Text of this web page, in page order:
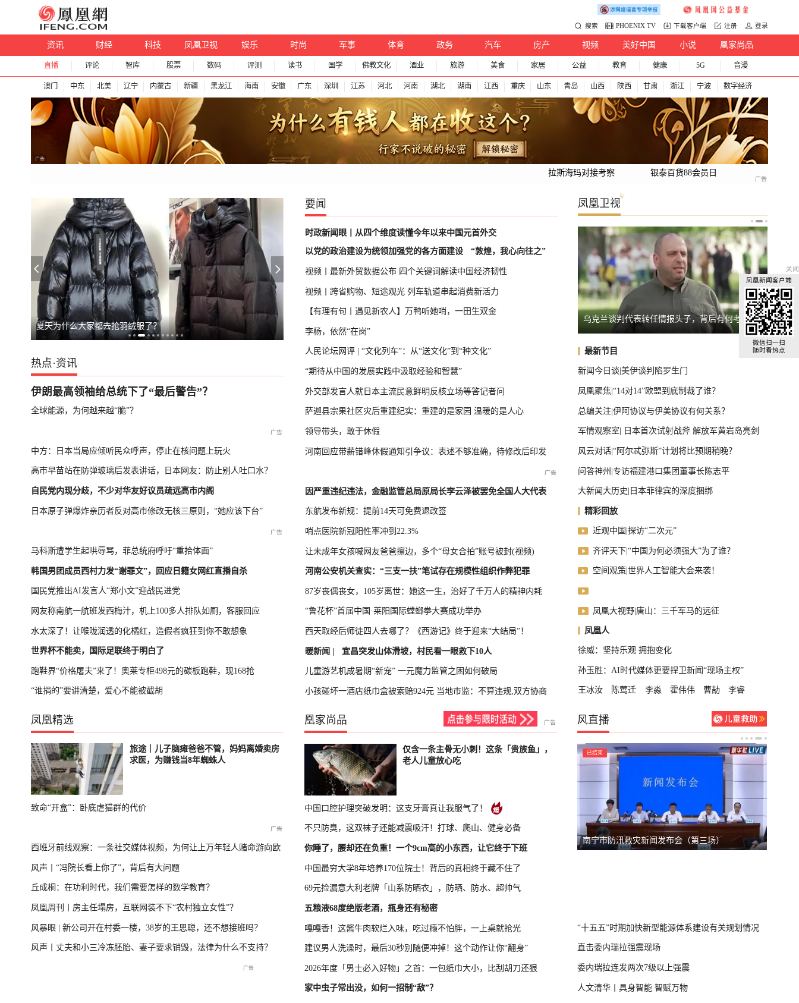
搜索 PHOENIX TV 下载客户端 注册 登录
资讯 财经 科技 凤凰卫视 娱乐 时尚 军事 体育 政务 汽车 房产 视频 美好中国 小说 凰家尚品
直播 评论 智库 股票 数码 评测 读书 国学 佛教文化 酒业 旅游 美食 家居 公益 教育 健康 5G 音漫
澳门 中东 北美 辽宁 内蒙古 新疆 黑龙江 海南 安徽 广东 深圳 江苏 河北 河南 湖北 湖南 江西 重庆 山东 青岛 山西 陕西 甘肃 浙江 宁波 数字经济
拉斯海玛对接考察 银泰百货88会员日
夏天为什么大家都去抢羽绒服了？ U17国足三连胜晋级半决赛 全球汽车前十，中国占了三把椅子
热点 ·资讯
伊朗最高领袖给总统下了“最后警告”？
全球能源，为何越来越“脆”？
中方：日本当局应倾听民众呼声，停止在核问题上玩火
高市早苗站在防弹玻璃后发表讲话，日本网友：防止别人吐口水？
自民党内现分歧，不少对华友好议员疏远高市内阁
日本原子弹爆炸亲历者反对高市修改无核三原则，“她应该下台”
马科斯遭学生起哄辱骂，菲总统府呼吁“重拾体面”
韩国男团成员西村力发“谢罪文”，回应日籍女网红直播自杀
国民党推出AI发言人“郑小文”迎战民进党
网友称南航一航班发西梅汁，机上100多人排队如厕，客服回应
水太深了！让喉咙润透的化橘红，造假者疯狂到你不敢想象
世界杯不能卖，国际足联终于明白了
跑鞋界“价格屠夫”来了！奥莱专柜498元的碳板跑鞋，现168抢
“谁捐的”要讲清楚，爱心不能被截胡
要闻
时政新闻眼丨从四个维度读懂今年以来中国元首外交
以党的政治建设为统领加强党的各方面建设
“敦煌，我心向往之”
视频丨最新外贸数据公布 四个关键词解读中国经济韧性
视频丨跨省购物、短途观光 列车轨道串起消费新活力
【有理有句丨遇见新农人】万鸭听她哨，一田生双金
李杨，依然“在岗”
人民论坛网评 | “文化列车”：从“送文化”到“种文化”
“期待从中国的发展实践中汲取经验和智慧”
外交部发言人就日本主流民意鲜明反核立场等答记者问
萨迦县宗果社区灾后重建纪实：重建的是家园 温暖的是人心
领导带头，敢于休假
河南回应带薪错峰休假通知引争议：表述不够准确，待修改后印发
因严重违纪违法，金融监管总局原局长李云泽被罢免全国人大代表
东航发布新规：提前14天可免费退改签
哨点医院新冠阳性率冲到22.3%
让未成年女孩喊网友爸爸擦边，多个“母女合拍”账号被封(视频)
河南公安机关查实：“三支一扶”笔试存在规模性组织作弊犯罪
87岁丧偶丧女，105岁离世：她这一生，治好了千万人的精神内耗
“鲁花杯”首届中国·莱阳国际螳螂拳大赛成功举办
西天取经后师徒四人去哪了？《西游记》终于迎来“大结局”！
暖新闻 | 宜昌突发山体滑坡，村民看一眼救下10人
儿童游艺机成暑期“新宠” 一元魔力监管之困如何破局
小孩碰坏一酒店纸巾盒被索赔924元 当地市监：不算违规,双方协商
凤凰卫视
日本民众游行，抗议政府修改“无核三原则” 乌克兰谈判代表转任情报头子，背后有何考量？ 日本
最新节目
新闻今日谈|美伊谈判陷罗生门
凤凰聚焦|“14对14”欧盟到底制裁了谁？
总编关注|伊阿协议与伊美协议有何关系？
军情观察室| 日本首次试射战斧 解放军黄岩岛亮剑
风云对话|“阿尔忒弥斯”计划将比预期稍晚？
问答神州|专访福建港口集团董事长陈志平
大新闻大历史|日本菲律宾的深度捆绑
精彩回放
近观中国|探访“二次元”
齐评天下|“中国为何必须强大”为了谁？
空间观策|世界人工智能大会来袭！
凤凰大视野|唐山：三千军马的远征
凤凰人
徐威：坚持乐观 拥抱变化
孙玉胜：AI时代媒体更要捍卫新闻“现场主权”
王冰汝 陈莺迁 李淼 霍伟伟 曹劼 李睿
凤凰精选
旅途｜儿子脑瘫爸爸不管，妈妈离婚卖房
求医，为赚钱当8年蜘蛛人
致命“开盒”：卧底虐猫群的代价
西班牙前线观察：一条社交媒体视频，为何让上万年轻人赌命游向欧
洲？
风声丨“冯院长看上你了”，背后有大问题
丘成桐：在功利时代，我们需要怎样的数学教育？
凤凰周刊丨房主任塌房，互联网装不下“农村独立女性”？
风暴眼 | 新公司开在村委一楼，38岁的王思聪，还不想接班吗？
风声丨丈夫和小三冷冻胚胎、妻子要求销毁，法律为什么不支持？
凰家尚品
仅含一条主骨无小刺！这条「贵族鱼」，
老人儿童放心吃
中国口腔护理突破发明：这支牙膏真让我服气了！
不只防臭，这双袜子还能减震吸汗！打球、爬山、健身必备
你睡了，腰却还在负重！一个9cm高的小东西，让它终于下班
中国最穷大学8年培养170位院士！背后的真相终于藏不住了
69元捡漏意大利老牌「山系防晒衣」，防晒、防水、超帅气
五粮液68度绝版老酒，瓶身还有秘密
嘎嘎香！这酱牛肉软烂入味，吃过瘾不怕胖，一上桌就抢光
建议男人洗澡时，最后30秒别随便冲掉！这个动作让你“翻身”
2026年度「男士必入好物」之首：一包纸巾大小，比刮胡刀还狠
家中虫子常出没，如何一招制“敌”？
风直播
已结束
最新进展
会
已结束 已结束 已结束
台风“美莎克”致广西多地受灾 直击防城港救援一
线
“十五五”时期加快新型能源体系建设有关规划情况
直击委内瑞拉强震现场
委内瑞拉连发两次7级以上强震
人文清华丨具身智能 智赋万物
关闭
凤凰新闻客户端
微信扫一扫
随时看热点